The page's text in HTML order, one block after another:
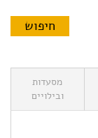
מסעדות
ובילויים